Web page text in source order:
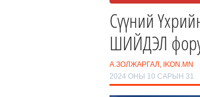
Сүүний
ШИЙДЭЛ
А.ЗОЛЖАРГАЛ, IKON.MN
2024 ОНЫ 10 САРЫН 31